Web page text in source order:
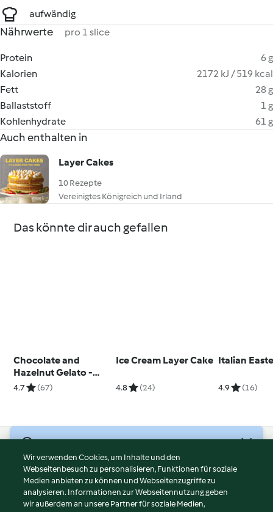
aufwändig
Nährwerte pro 1 slice
Protein
6 g
Kalorien
2172 kJ / 519 kcal
Fett
28 g
Ballaststoff
1 g
Kohlenhydrate
61 g
Auch enthalten in
Layer Cakes
10 Rezepte
Vereinigtes Königreich und Irland
Das könnte dir auch gefallen
Chocolate and
Hazelnut Gelato -
Gelato al cioccolato e
4.7 (67)
Ice Cream Layer Cake
4.8 (24)
Italian
4.9 (16)
Nutzungsbedingungen
Datenschutzrichtlinien
Disclaimer
Wir verwenden Cookies, um Inhalte und den
Webseitenbesuch zu personalisieren, Funktionen für soziale
Medien anbieten zu können und Webseitenzugriffe zu
analysieren. Informationen zur Webseitennutzung geben
wir außerdem an unsere Partner für soziale Medien,